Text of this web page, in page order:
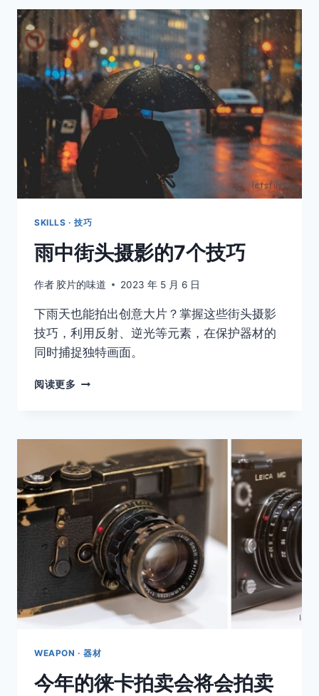
为
什
么
还
要
拍
黑
白
照
片？
SKILLS · 技巧
雨中街头摄影的7个技巧
作者 胶片的味道 2023 年 5 月 6 日
下雨天也能拍出创意大片？掌握这些街头摄影
技巧，利用反射、逆光等元素，在保护器材的
同时捕捉独特画面。
阅读更多
摄
的
7
个
技
巧
WEAPON · 器材
今年的徕卡拍卖会将会拍卖